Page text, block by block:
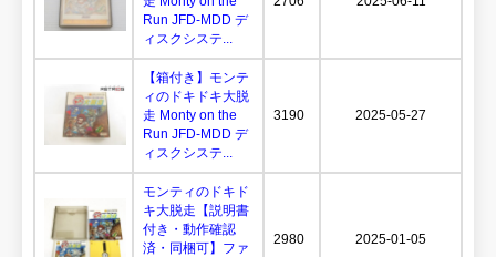
Run JFD-MDD デ
ィスクシステ...
【箱付き】モンテ
ィのドキドキ大脱
走 Monty on the
Run JFD-MDD デ
ィスクシステ...
3190 2025-05-27
モンティのドキド
キ大脱走【説明書
付き・動作確認
済・同梱可】ファ
2980 2025-01-05